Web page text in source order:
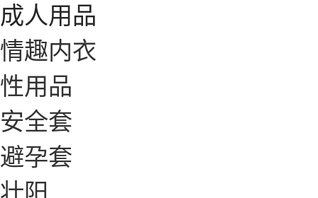
成人用品
情趣内衣
性用品
安全套
避孕套
壮阳